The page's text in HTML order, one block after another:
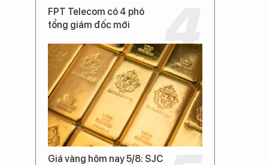
FPT Telecom có 4 phó
tổng giám đốc mới
Giá vàng hôm nay 5/8: SJC